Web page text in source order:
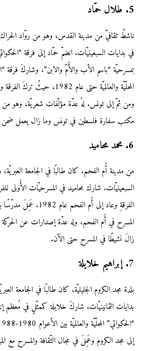
5. طلال حمّاد
ناشطٌ ثقافيّ من مدينة القدس، وهو من روّاد الحراك
بمسرحيّة “باسم الأب والأُمّ والابن”، وشاركَ فرقة
المحلّيّة والعالميّة حتى عام
ومن ثمّ إلى تونس. لهُ عدّة مؤلّفات شعريّة، وهو من
مكتب سفارة فلسطين في تونس وما زال يعمل ضمن
6. محمد محاميد
من مدينة أُم الفحم. كان طالبًا في الجامعة العبريّة،
السبعينيّات. شارك محاميد في المسرحيّات الأُولى
الفرقةِ وعاد إلى أُم
المسرح في أُم الفحم، وله عدّة إصدارات عن الحركة
زالَ نشيطًا في المسرح حتى الآن.
7. إبراهيم خلايلة
بلدة مجد الكروم الجليليّة. كان طالبًا في الجامعة
بدايات الثمانينيّات. شاركَ خلايلة كممثّلٍ في
إلى مجد الكروم وعَمِلَ في مجال الثّقافة والمسرح مع